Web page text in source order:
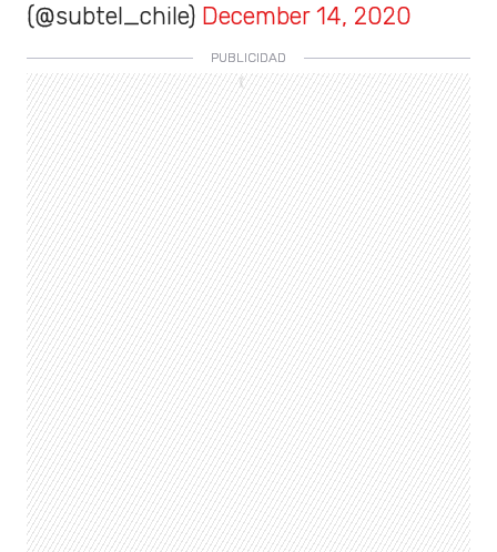
(@subtel_chile) December 14, 2020